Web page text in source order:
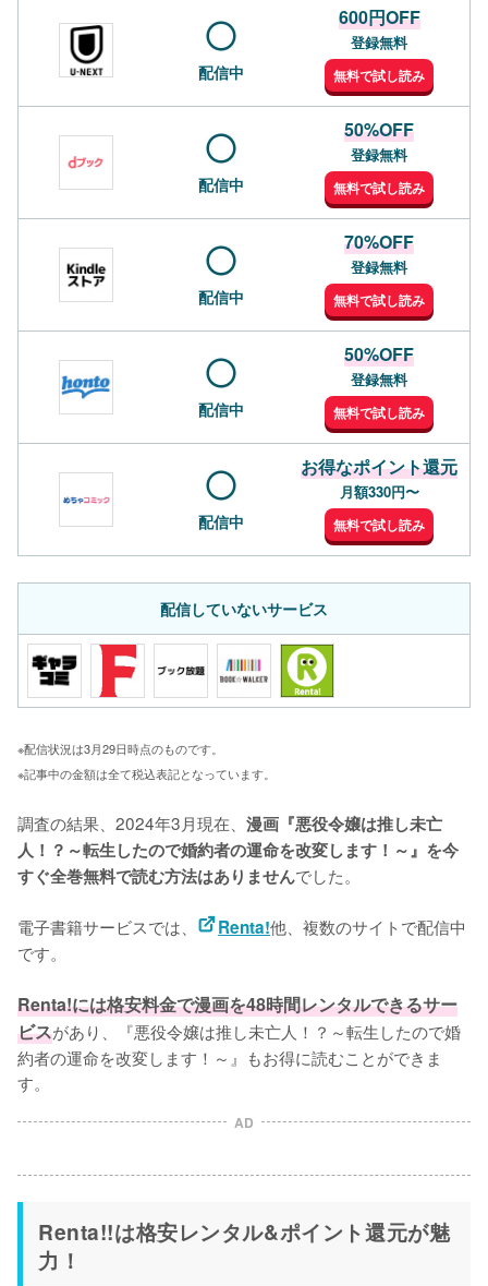
配信中
600円OFF
登録無料
無料で試し読み
配信中
50%OFF
登録無料
無料で試し読み
配信中
70%OFF
登録無料
無料で試し読み
配信中
50%OFF
登録無料
無料で試し読み
配信中
お得なポイント還元
月額330円〜
無料で試し読み
配信していないサービス
※配信状況は3月29日時点のものです。
※記事中の金額は全て税込表記となっています。
調査の結果、2024年3月現在、 漫画『悪役令嬢は推し未亡
人！？～転生したので婚約者の運命を改変します！～』を今
すぐ全巻無料で読む方法はありませんでした。
電子書籍サービスでは、 Renta!他、複数のサイトで配信中
です。
Renta!には格安料金で漫画を48時間レンタルできるサー
ビスがあり、『悪役令嬢は推し未亡人！？～転生したので婚
約者の運命を改変します！～』もお得に読むことができま
す。
AD
Renta!!は格安レンタル&ポイント還元が魅
力！